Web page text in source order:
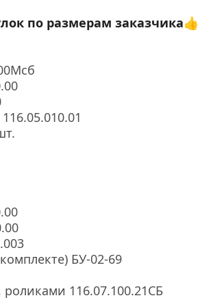
по размерам заказчика👍
БУ-02-69
роликами 116.07.100.21СБ